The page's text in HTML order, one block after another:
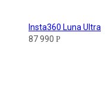
Insta360 Luna Ultra
87 990 Р